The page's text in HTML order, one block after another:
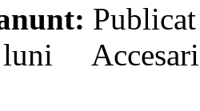
luni